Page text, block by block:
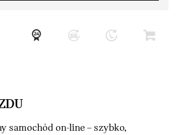
samochód on-line – szybko,